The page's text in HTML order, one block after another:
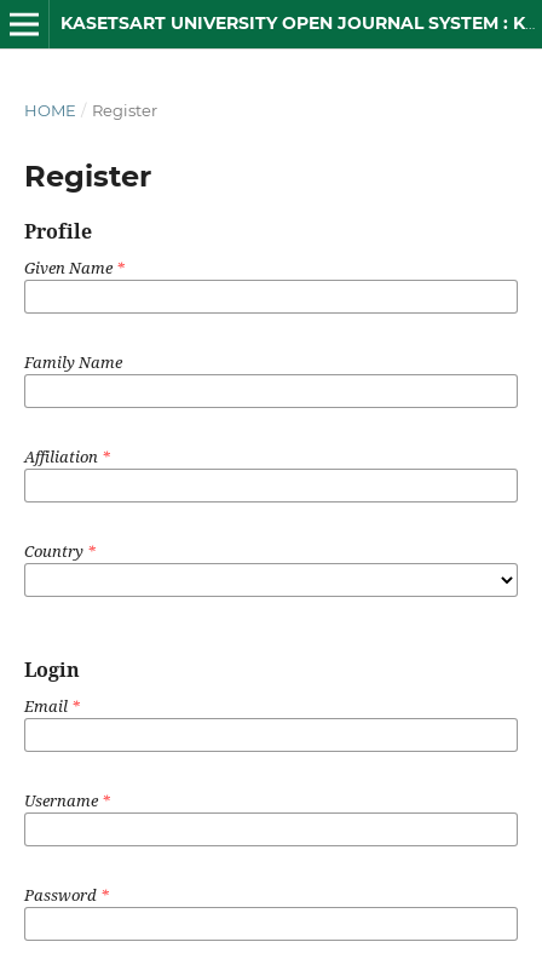
KASETSART UNIVERSITY OPEN JOURNAL SYSTEM : KUOJS
HOME / Register
Register
Profile
Given Name*
Family Name
Affiliation *
Country *
Login
Email *
Username*
Password *